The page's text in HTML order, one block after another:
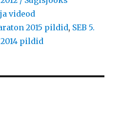
videod
2015 pildid, SEB 5.
pildid